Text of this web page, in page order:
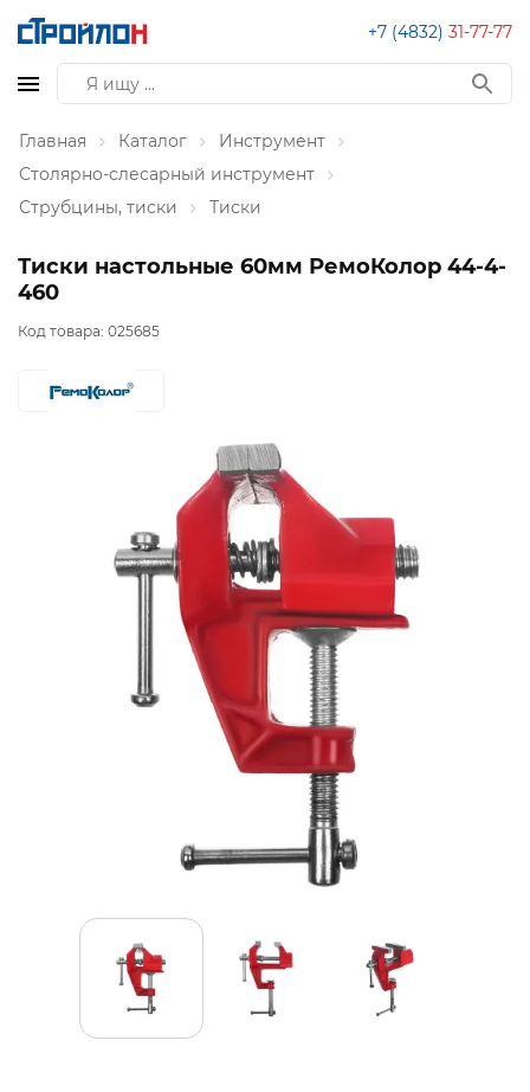
+7 (4832) 31-77-77
Главная Каталог
Инструмент
Столярно-слесарный инструмент
Струбцины, тиски
Тиски
Тиски настольные 60мм РемоКолор 44-4-
460
Код товара: 025685